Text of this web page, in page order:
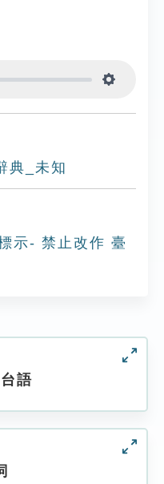
典_未知
示- 禁止改作 臺
語